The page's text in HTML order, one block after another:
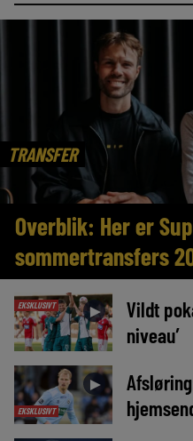
TRANSFER
Overblik: Her er
sommertransfers
EKSKLUSIVT ►
Vildt
niveau’
EKSKLUSIVT
►